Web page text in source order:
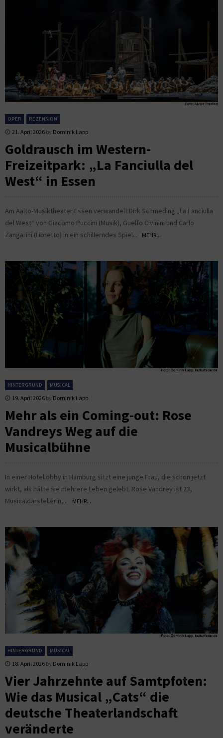
OPER REZENSION
21. April 2026 by Dominik Lapp
Goldrausch im Western-
Freizeitpark: „La Fanciulla del
West“ in Essen
Am Aalto-Musiktheater Essen verwandelt Dirk Schmeding „La Fanciulla
del West“ von Giacomo Puccini (Musik), Guelfo Civinini und Carlo
Zangarini (Libretto) in ein schillerndes Spiel...
MEHR...
HINTERGRUND MUSICAL
19. April 2026 by Dominik Lapp
Mehr als ein Coming-out: Rose
Vandreys Weg auf die
Musicalbühne
In einer Hotellobby in Hamburg sitzt eine junge Frau, die schon jetzt
wirkt, als hätte sie mehrere Leben gelebt. Rose Vandrey ist 23,
Musicaldarstellerin,...
MEHR...
HINTERGRUND MUSICAL
18. April 2026 by Dominik Lapp
Vier Jahrzehnte auf Samtpfoten:
Wie das Musical „Cats“ die
deutsche Theaterlandschaft
veränderte